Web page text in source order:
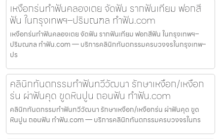
เหงือกร่นทำฟันคลองเตย จัดฟัน รากฟันเทียม ฟอกสี
ฟัน ในกรุงเทพฯ–ปริมณฑล ทำฟัน.com
เหงือกร่นทำฟันคลองเตย จัดฟัน รากฟันเทียม ฟอกสีฟัน ในกรุงเทพฯ–
ปริมณฑล ทำฟัน.com — บริการคลินิกทันตกรรมครบวงจรในกรุงเทพ–
ปร
คลินิกทันตกรรมทำฟันทวีวัฒนา รักษาเหงือก/เหงือก
ร่น ผ่าฟันคุด ขูดหินปูน ถอนฟัน ทำฟัน.com
คลินิกทันตกรรมทำฟันทวีวัฒนา รักษาเหงือก/เหงือกร่น ผ่าฟันคุด ขูด
หินปูน ถอนฟัน ทำฟัน.com — บริการคลินิกทันตกรรมครบวงจรในกร